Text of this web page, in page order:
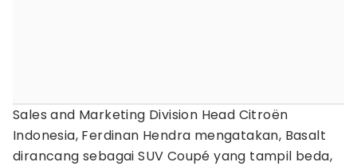
Sales and Marketing Division Head Citroën
Indonesia, Ferdinan Hendra mengatakan, Basalt
dirancang sebagai SUV Coupé yang tampil beda,